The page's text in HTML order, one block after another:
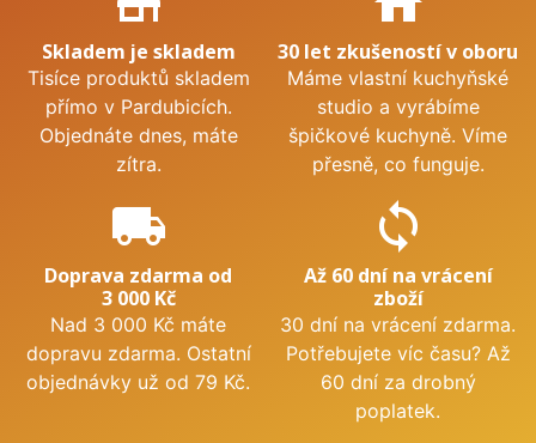
Skladem je skladem
Tisíce produktů skladem
přímo v Pardubicích.
Objednáte dnes, máte
zítra.
30 let zkušeností v oboru
Máme vlastní kuchyňské
studio a vyrábíme
špičkové kuchyně. Víme
přesně, co funguje.
local_shipping
Doprava zdarma od
3 000 Kč
Nad 3 000 Kč máte
dopravu zdarma. Ostatní
objednávky už od 79 Kč.
sync
Až 60 dní na vrácení
zboží
30 dní na vrácení zdarma.
Potřebujete víc času? Až
60 dní za drobný
poplatek.